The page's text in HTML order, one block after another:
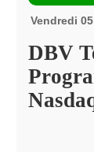
Vendredi
DBV